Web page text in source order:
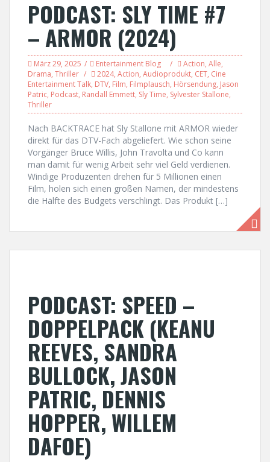
PODCAST: SLY TIME #7
– ARMOR (2024)
März 29, 2025 Entertainment Blog Action, Alle,
Drama, Thriller 2024, Action, Audioprodukt, CET, Cine
Entertainment Talk, DTV, Film, Filmplausch, Hörsendung, Jason
Patric, Podcast, Randall Emmett, Sly Time, Sylvester Stallone,
Thriller
Nach BACKTRACE hat Sly Stallone mit ARMOR wieder
direkt für das DTV-Fach abgeliefert. Wie schon seine
Vorgänger Bruce Willis, John Travolta und Co kann
man damit für wenig Arbeit sehr viel Geld verdienen.
Windige Produzenten drehen für 5 Millionen einen
Film, holen sich einen großen Namen, der mindestens
die Hälfte des Budgets verschlingt. Das Produkt […]
PODCAST: SPEED –
DOPPELPACK (KEANU
REEVES, SANDRA
BULLOCK, JASON
PATRIC, DENNIS
HOPPER, WILLEM
DAFOE)